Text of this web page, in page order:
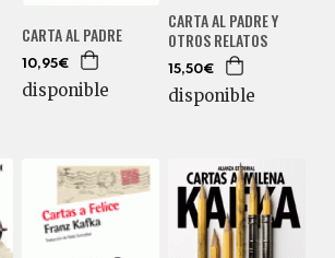
CARTA AL PADRE
10,95€
disponible
CARTA AL PADRE Y
OTROS RELATOS
15,50€
disponible